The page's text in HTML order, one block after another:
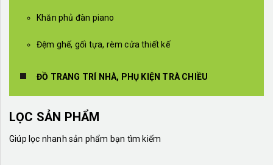
Khăn phủ đàn piano
Đệm ghế, gối tựa, rèm cửa thiết kế
ĐỒ TRANG TRÍ NHÀ, PHỤ KIỆN TRÀ CHIỀU
LỌC SẢN PHẨM
Giúp lọc nhanh sản phẩm bạn tìm kiếm